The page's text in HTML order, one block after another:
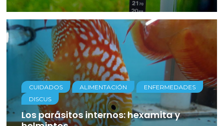
on
CUIDADOS ALIMENTACIÓN
ENFERMEDADES
DISCUS
Los parásitos internos: hexamita y